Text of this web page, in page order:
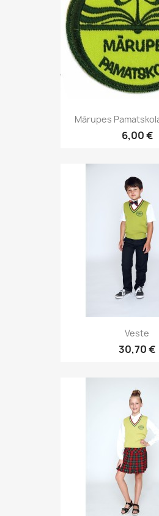
Mārupes
6,00 €
Veste
30,70 €